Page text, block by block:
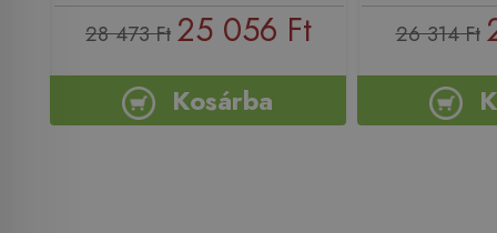
28 473 Ft 25 056 Ft
Kosárba
26 314 Ft